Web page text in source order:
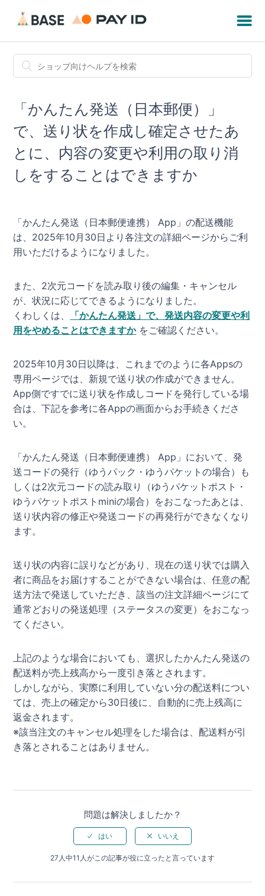
「かんたん発送（日本郵便）」
で、送り状を作成し確定させたあ
とに、内容の変更や利用の取り消
しをすることはできますか
「かんたん発送（日本郵便連携） App」の配送機能
は、2025年10月30日より各注文の詳細ページからご利
用いただけるようになりました。
また、2次元コードを読み取り後の編集・キャンセル
が、状況に応じてできるようになりました。
くわしくは、
「かんたん発送」で、発送内容の変更や利
用をやめることはできますかをご確認ください。
2025年10月30日以降は、これまでのように各Appsの
専用ページでは、新規で送り状の作成ができません。
App側ですでに送り状を作成しコードを発行している場
合は、下記を参考に各Appの画面からお手続きくださ
い。
「かんたん発送（日本郵便連携） App」において、発
送コードの発行（ゆうパック・ゆうパケットの場合）も
しくは2次元コードの読み取り（ゆうパケットポスト・
ゆうパケットポストminiの場合）をおこなったあとは、
送り状内容の修正や発送コードの再発行ができなくなり
ます。
送り状の内容に誤りなどがあり、現在の送り状では購入
者に商品をお届けすることができない場合は、任意の配
送方法で発送していただき、該当の注文詳細ページにて
通常どおりの発送処理（ステータスの変更）をおこなっ
てください。
上記のような場合においても、選択したかんたん発送の
配送料が売上残高から一度引き落とされます。
しかしながら、実際に利用していない分の配送料につい
ては、売上の確定から30日後に、自動的に売上残高に
返金されます。
※該当注文のキャンセル処理をした場合は、配送料が引
き落とされることはありません。
問題は解決しましたか？
27人中11人がこの記事が役に立ったと言っています